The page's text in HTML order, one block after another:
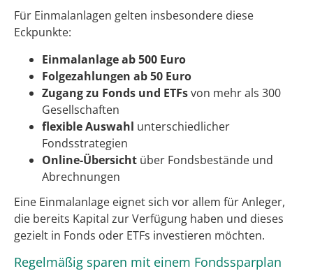
Für Einmalanlagen gelten insbesondere diese
Eckpunkte:
Einmalanlage ab 500 Euro
Folgezahlungen ab 50 Euro
Zugang zu Fonds und ETFsvon mehr als 300
Gesellschaften
flexible Auswahl unterschiedlicher
Fondsstrategien
Online-Übersicht über Fondsbestände und
Abrechnungen
Eine Einmalanlage eignet sich vor allem für Anleger,
die bereits Kapital zur Verfügung haben und dieses
gezielt in Fonds oder ETFs investieren möchten.
Regelmäßig sparen mit einem Fondssparplan